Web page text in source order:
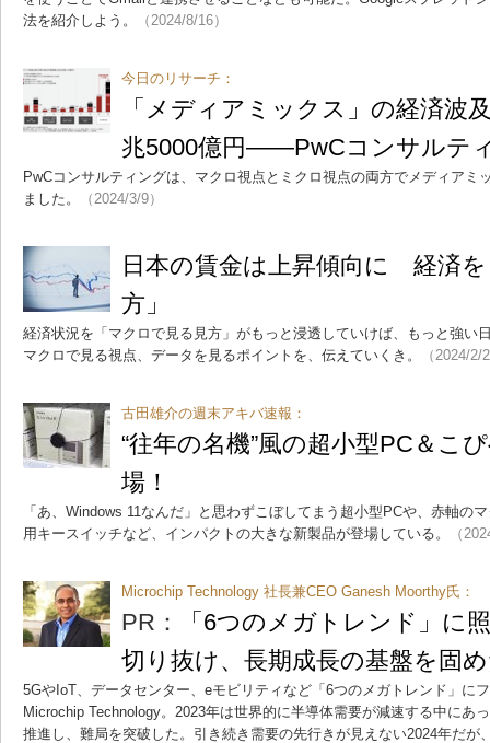
法を紹介しよう。
（2024/8/16）
今日のリサーチ：
「メディアミックス」の経済波
兆5000億円――PwCコンサルテ
PwCコンサルティングは、マクロ視点とミクロ視点の両方でメディアミ
ました。
（2024/3/9）
日本の賃金は上昇傾向に 経済
方」
経済状況を「マクロで見る見方」がもっと浸透していけば、もっと強い
マクロで見る視点、データを見るポイントを、伝えていくき。
（2024/2/
古田雄介の週末アキバ速報：
“往年の名機”風の超小型PC＆こ
場！
「あ、Windows 11なんだ」と思わずこぼしてまう超小型PCや、赤軸の
用キースイッチなど、インパクトの大きな新製品が登場している。
（
Microchip Technology 社長兼CEO Ganesh Moorthy氏：
PR：
「6つのメガトレンド」に
切り抜け、長期成長の基盤を固
5GやIoT、データセンター、eモビリティなど「6つのメガトレンド」に
Microchip Technology。2023年は世界的に半導体需要が減速する中にあ
推進し、難局を突破した。引き続き需要の先行きが見えない2024年だが